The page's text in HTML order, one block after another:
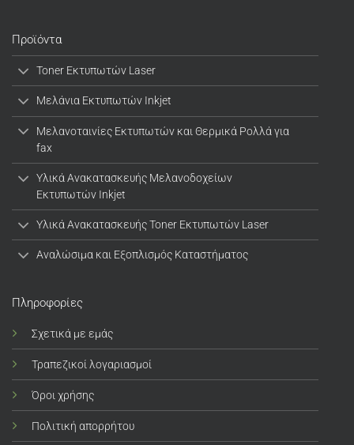
Προϊόντα
Toner Εκτυπωτών Laser
Μελάνια Εκτυπωτών Inkjet
Μελανοταινίες Εκτυπωτών και Θερμικά Ρολλά για
fax
Υλικά Ανακατασκευής Μελανοδοχείων
Εκτυπωτών Inkjet
Υλικά Ανακατασκευής Toner Εκτυπωτών Laser
Αναλώσιμα και Εξοπλισμός Καταστήματος
Πληροφορίες
Σχετικά με εμάς
Τραπεζικοί λογαριασμοί
Όροι χρήσης
Πολιτική απορρήτου